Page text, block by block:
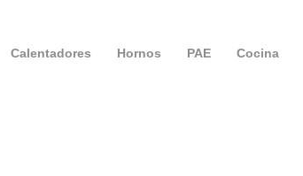
Calentadores Hornos PAE Cocina